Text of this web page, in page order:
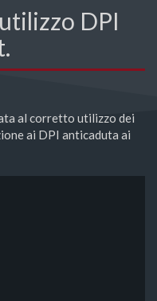
DPI
al corretto utilizzo dei
ai DPI anticaduta ai